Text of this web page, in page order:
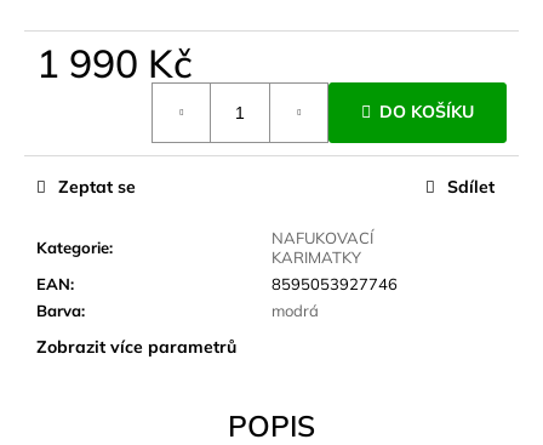
1 990 Kč
DO KOŠÍKU
Kategorie:
NAFUKOVACÍ
KARIMATKY
EAN:
8595053927746
Barva: modrá
Zobrazit více parametrů
Zeptat se Sdílet
POPIS
o
č
u